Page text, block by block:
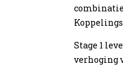
Stage 1
verhoging